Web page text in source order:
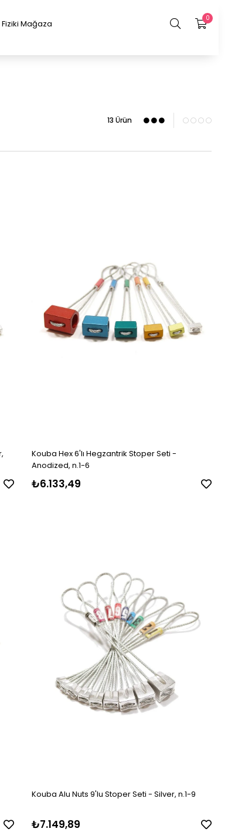
0
Fiziki Mağaza
13 Ürün
Kouba Hex 6'lı Hegzantrik Stoper Seti -
Anodized, n.1-6
₺6.133,49
Kouba Alu Nuts 9'lu Stoper Seti - Silver, n.1-9
₺7.149,89